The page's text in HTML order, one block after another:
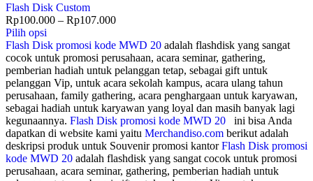
Flash Disk Custom
Rp100.000 – Rp107.000
Pilih opsi
Flash Disk promosi kode MWD 20 adalah flashdisk yang sangat
cocok untuk promosi perusahaan, acara seminar, gathering,
pemberian hadiah untuk pelanggan tetap, sebagai gift untuk
pelanggan Vip, untuk acara sekolah kampus, acara ulang tahun
perusahaan, family gathering, acara penghargaan untuk karyawan,
sebagai hadiah untuk karyawan yang loyal dan masih banyak lagi
kegunaannya. Flash Disk promosi kode MWD 20 ini bisa Anda
dapatkan di website kami yaitu Merchandiso.com berikut adalah
deskripsi produk untuk Souvenir promosi kantorFlash Disk promosi
kode MWD 20 adalah flashdisk yang sangat cocok untuk promosi
perusahaan, acara seminar, gathering, pemberian hadiah untuk